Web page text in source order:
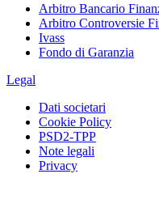
Arbitro Bancario
Arbitro Controversie
Ivass
Fondo di Garanzia
Legal
Dati societari
Cookie Policy
PSD2-TPP
Note legali
Privacy